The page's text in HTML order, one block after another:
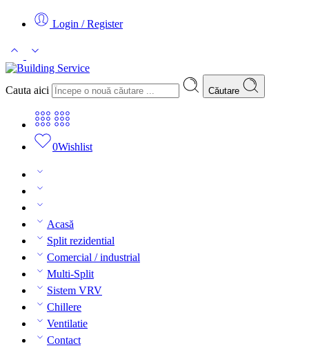
Login / Register
Cauta aici Căutare
0Wishlist
Acasă
Split rezidential
Comercial / industrial
Multi-Split
Sistem VRV
Chillere
Ventilatie
Contact